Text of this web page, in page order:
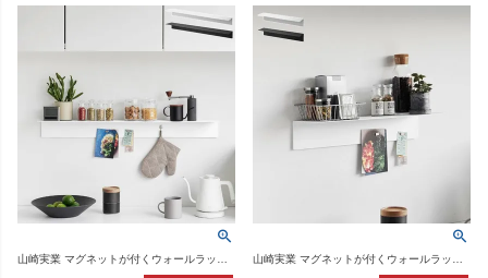
山崎実業 マグネットが付くウォールラック
W90 タワー 石こうボード壁対応 tower | イ
山崎実業 マグネットが付くウォールラック
W50 タワー 石こうボード壁対応 tower | イ